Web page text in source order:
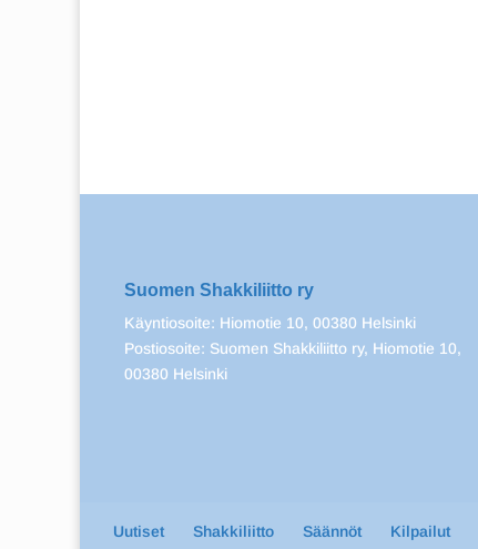
Suomen Shakkiliitto ry
Käyntiosoite: Hiomotie 10, 00380 Helsinki
Postiosoite: Suomen Shakkiliitto ry, Hiomotie 10,
00380 Helsinki
Uutiset Shakkiliitto Säännöt Kilpailut